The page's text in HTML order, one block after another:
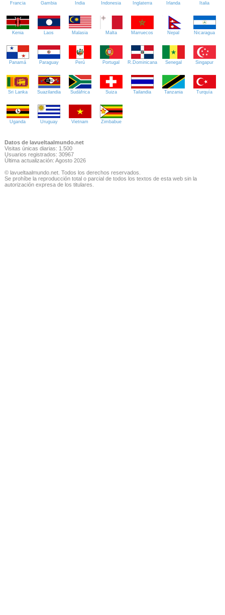
Francia Gambia India Indonesia Inglaterra Irlanda Italia
Kenia Laos Malasia Malta Marruecos Nepal Nicaragua
Panamá Paraguay Perú Portugal R.Dominicana Senegal Singapur
Sri Lanka Suazilandia Sudáfrica Suiza Tailandia Tanzania Turquía
Uganda Uruguay Vietnam Zimbabue
Datos de lavueltaalmundo.net
Visitas únicas diarias: 1.500
Usuarios registrados: 30967
Última actualización: Agosto 2026
© lavueltaalmundo.net. Todos los derechos reservados.
Se prohíbe la reproducción total o parcial de todos los textos de esta web sin la
autorización expresa de los titulares.